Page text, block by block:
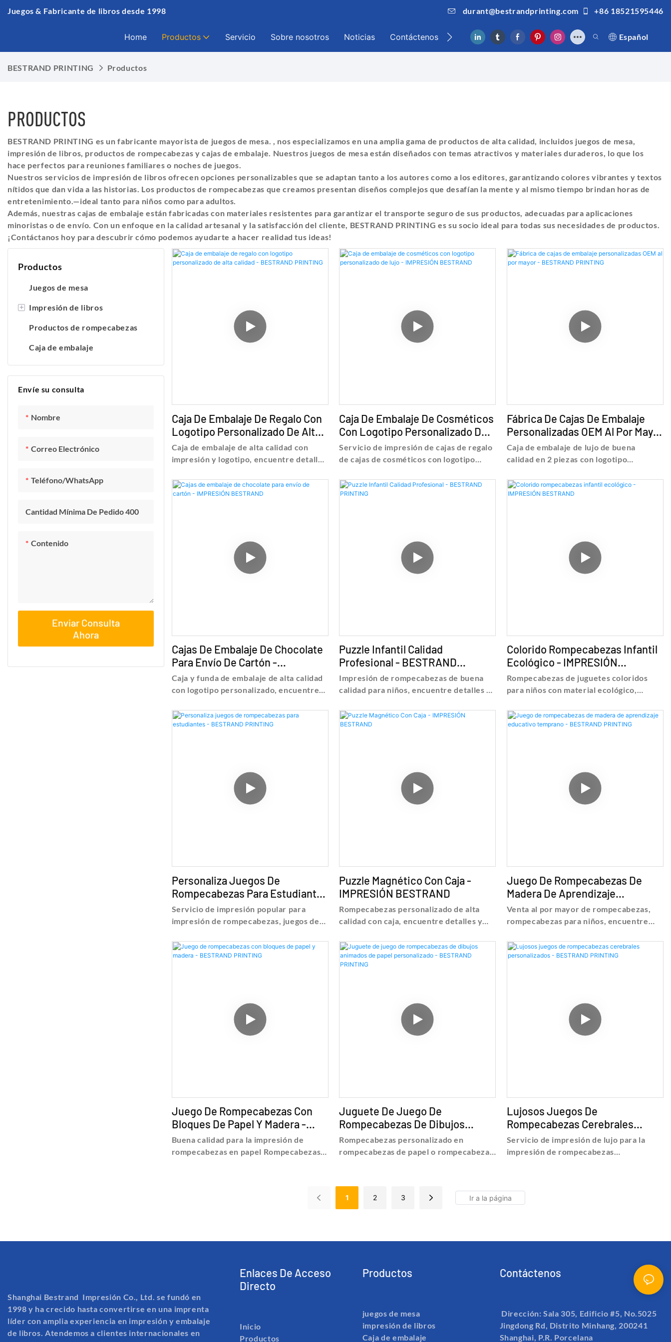
Juegos & Fabricante de libros desde 1998 durant@bestrandprinting.com +86 18521595446
Home Productos Servicio Sobre nosotros Noticias Contáctenos Español
BESTRAND PRINTING Productos
PRODUCTOS
BESTRAND PRINTING es un fabricante mayorista de juegos de mesa. , nos especializamos en una amplia gama de productos de alta calidad, incluidos juegos de mesa,
impresión de libros, productos de rompecabezas y cajas de embalaje. Nuestros juegos de mesa están diseñados con temas atractivos y materiales duraderos, lo que los
hace perfectos para reuniones familiares o noches de juegos.
Nuestros servicios de impresión de libros ofrecen opciones personalizables que se adaptan tanto a los autores como a los editores, garantizando colores vibrantes y textos
nítidos que dan vida a las historias. Los productos de rompecabezas que creamos presentan diseños complejos que desafían la mente y al mismo tiempo brindan horas de
entretenimiento.—ideal tanto para niños como para adultos.
Además, nuestras cajas de embalaje están fabricadas con materiales resistentes para garantizar el transporte seguro de sus productos, adecuadas para aplicaciones
minoristas o de envío. Con un enfoque en la calidad artesanal y la satisfacción del cliente, BESTRAND PRINTING es su socio ideal para todas sus necesidades de productos.
¡Contáctanos hoy para descubrir cómo podemos ayudarte a hacer realidad tus ideas!
Productos
Juegos de mesa
+ Impresión de libros
Impresión de libros para niños
Impresión de libros de tapa
blanda
Productos de rompecabezas
Caja de embalaje
Envíe su consulta
Nombre
Correo Electrónico
Teléfono/WhatsApp
Cantidad Mínima De Pedido 400
Contenido
Enviar Consulta
Ahora
Caja De Embalaje De Regalo Con
Logotipo Personalizado De Alta
Calidad - BESTRAND PRINTING
Caja de embalaje de alta calidad con
impresión y logotipo, encuentre detalles
embalaje de alta calidad con impresión y
logotipo - Shanghai Bestrand Printing
Caja De Embalaje De Cosméticos
Con Logotipo Personalizado De
Lujo - IMPRESIÓN BESTRAND
Servicio de impresión de cajas de regalo
de cajas de cosméticos con logotipo
precios sobre cajas de cajas de regalo
del servicio de impresión de cajas de
Fábrica De Cajas De Embalaje
Personalizadas OEM Al Por Mayor
- BESTRAND PRINTING
Caja de embalaje de lujo de buena
calidad en 2 piezas con logotipo
precios sobre caja de regalo de Caja de
embalaje de lujo de buena calidad en 2
Cajas De Embalaje De Chocolate
Para Envío De Cartón -
IMPRESIÓN BESTRAND
Caja y funda de embalaje de alta calidad
con logotipo personalizado, encuentre
embalaje de caja de Caja y funda de
embalaje de alta calidad con logotipo
Puzzle Infantil Calidad
Profesional - BESTRAND
PRINTING
Impresión de rompecabezas de buena
calidad para niños, encuentre detalles y
rompecabezas de buena calidad
Impresión de rompecabezas para niños -
Colorido Rompecabezas Infantil
Ecológico - IMPRESIÓN
BESTRAND
Rompecabezas de juguetes coloridos
para niños con material ecológico,
Rompecabezas de juguetes coloridos de
Rompecabezas de juguetes coloridos
Personaliza Juegos De
Rompecabezas Para Estudiantes
- BESTRAND PRINTING
Servicio de impresión popular para
impresión de rompecabezas, juegos de
detalles y precios sobre impresión de
rompecabezas de rompecabezas del
Bestrand Printing Technology Co., Ltd
Puzzle Magnético Con Caja -
IMPRESIÓN BESTRAND
Rompecabezas personalizado de alta
calidad con caja, encuentre detalles y
rompecabezas de rompecabezas
personalizado de alta calidad con caja -
Shanghai Bestrand Printing Technology
Juego De Rompecabezas De
Madera De Aprendizaje
Educativo Temprano -
BESTRAND PRINTING
Venta al por mayor de rompecabezas,
rompecabezas para niños, encuentre
rompecabezas de rompecabezas al por
mayor, rompecabezas para niños -
Juego De Rompecabezas Con
Bloques De Papel Y Madera -
BESTRAND PRINTING
Buena calidad para la impresión de
rompecabezas en papel Rompecabezas
Juguete De Juego De
Rompecabezas De Dibujos
Animados De Papel
Personalizado - BESTRAND
Rompecabezas personalizado en
rompecabezas de papel o rompecabezas
impresión de rompecabezas para niños
de rompecabezas personalizado en
rompecabezas de papel o rompecabezas
Lujosos Juegos De
Rompecabezas Cerebrales
Personalizados - BESTRAND
PRINTING
Servicio de impresión de lujo para la
impresión de rompecabezas
Servicio de impresión de lujo para la
1 2 3
Shanghai Bestrand Impresión Co., Ltd. se fundó en
1998 y ha crecido hasta convertirse en una imprenta
líder con amplia experiencia en impresión y embalaje
de libros. Atendemos a clientes internacionales en
Enlaces De Acceso
Directo
Inicio
Productos
Productos
juegos de mesa
impresión de libros
Caja de embalaje
Contáctenos
Dirección: Sala 305, Edificio #5, No.5025
Jingdong Rd, Distrito Minhang, 200241
Shanghai, P.R. Porcelana